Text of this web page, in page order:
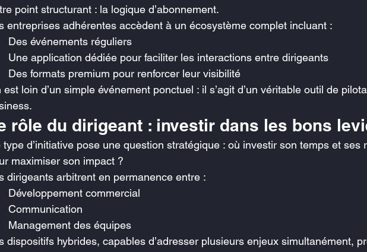
point structurant : la logique d’abonnement.
entreprises adhérentes accèdent à un écosystème complet incluant :
Des événements réguliers
Une application dédiée pour faciliter les interactions entre dirigeants
Des formats premium pour renforcer leur visibilité
est loin d’un simple événement ponctuel : il s’agit d’un véritable outil de
rôle du dirigeant : investir dans les bons
type d’initiative pose une question stratégique : où investir son temps et ses
maximiser son impact ?
dirigeants arbitrent en permanence entre :
Développement commercial
Communication
Management des équipes
dispositifs hybrides, capables d’adresser plusieurs enjeux simultanément,